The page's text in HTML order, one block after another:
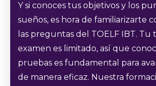
Y si conoces tus objetivos y los
sueños, es hora de familiarizarte
las preguntas del TOELF IBT. Tu
examen es limitado, así que
pruebas es fundamental para
de manera eficaz. Nuestra